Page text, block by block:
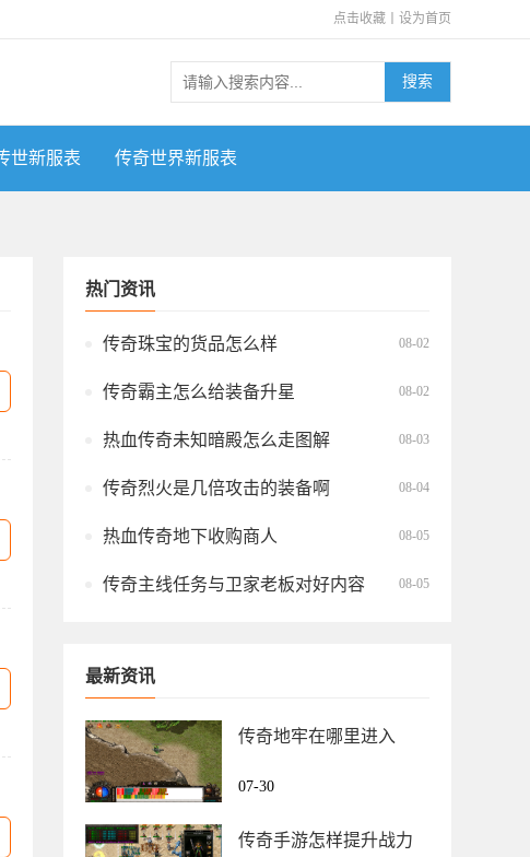
点击收藏 设为首页
搜索
世新服表 传奇世界新服表
热门资讯
传奇珠宝的货品怎么样 08-02
传奇霸主怎么给装备升星 08-02
热血传奇未知暗殿怎么走图解 08-03
传奇烈火是几倍攻击的装备啊 08-04
热血传奇地下收购商人 08-05
传奇主线任务与卫家老板对好内容 08-05
最新资讯
传奇地牢在哪里进入
07-30
传奇手游怎样提升战力